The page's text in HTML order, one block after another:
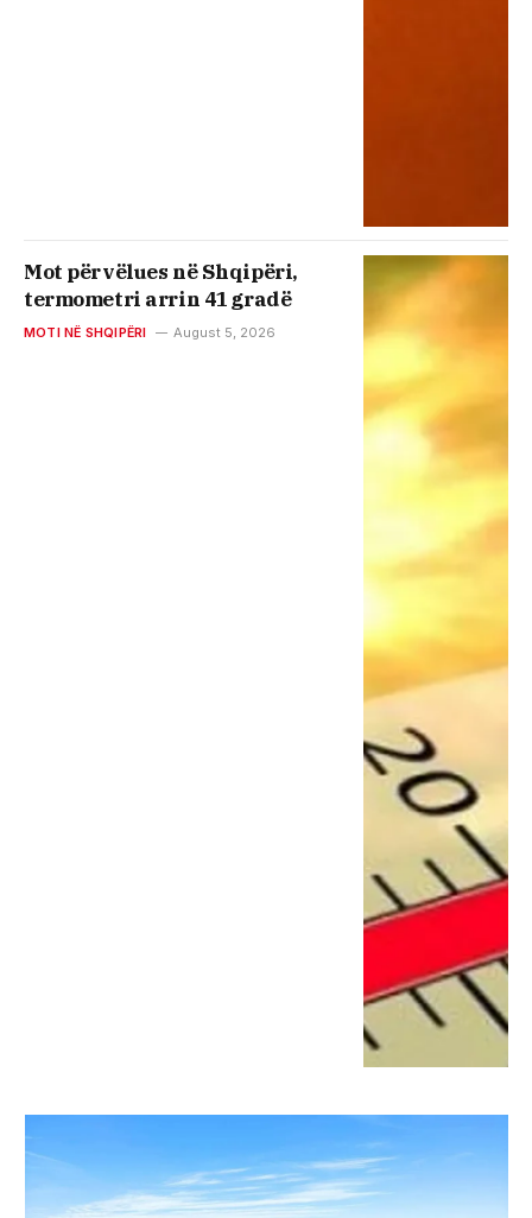
Mot përvëlues në Shqipëri,
termometri arrin 41 gradë
MOTI NË SHQIPËRI August 5, 2026